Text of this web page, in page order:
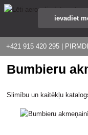
+421 915 420 295 |
Bumbieru
Slimību un kaitēkļu